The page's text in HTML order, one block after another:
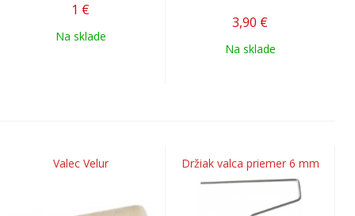
1 €
Na sklade
3,90 €
Na sklade
Valec Velur Držiak valca priemer 6 mm